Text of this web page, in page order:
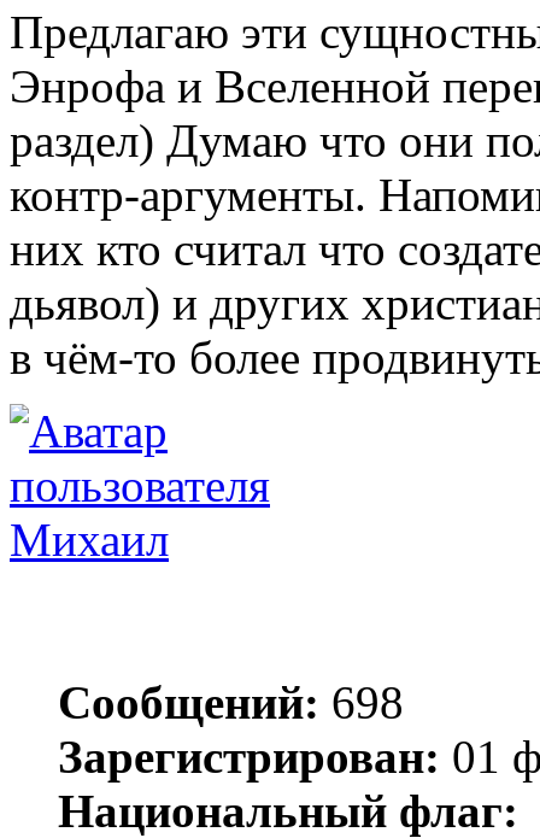
Предлагаю эти
Энрофа и Вселенной
раздел) Думаю что они
контр-аргументы.
них кто считал что
дьявол) и других
в чём-то более
Михаил
Сообщений: 698
Зарегистрирован: 01
Национальный флаг: